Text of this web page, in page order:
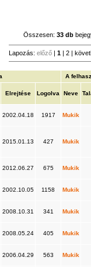
Összesen:33 db
Lapozás:előző |1 | 2 |
A
Elrejtése Logolva Neve
2002.04.18 1917 Mukik
2015.01.13 427 Mukik
2012.06.27 675 Mukik
2002.10.05 1158 Mukik
2008.10.31 341 Mukik
2008.05.24 405 Mukik
2006.04.29 563 Mukik